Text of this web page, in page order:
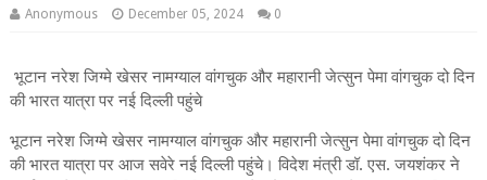
Anonymous December 05, 2024 0
भूटान नरेश जिग्मे खेसर नामग्याल वांगचुक और महारानी जेत्सुन पेमा वांगचुक दो दिन
की भारत यात्रा पर नई दिल्ली पहुंचे
भूटान नरेश जिग्मे खेसर नामग्याल वांगचुक और महारानी जेत्सुन पेमा वांगचुक दो दिन
की भारत यात्रा पर आज सवेरे नई दिल्ली पहुंचे। विदेश मंत्री डॉ. एस. जयशंकर ने